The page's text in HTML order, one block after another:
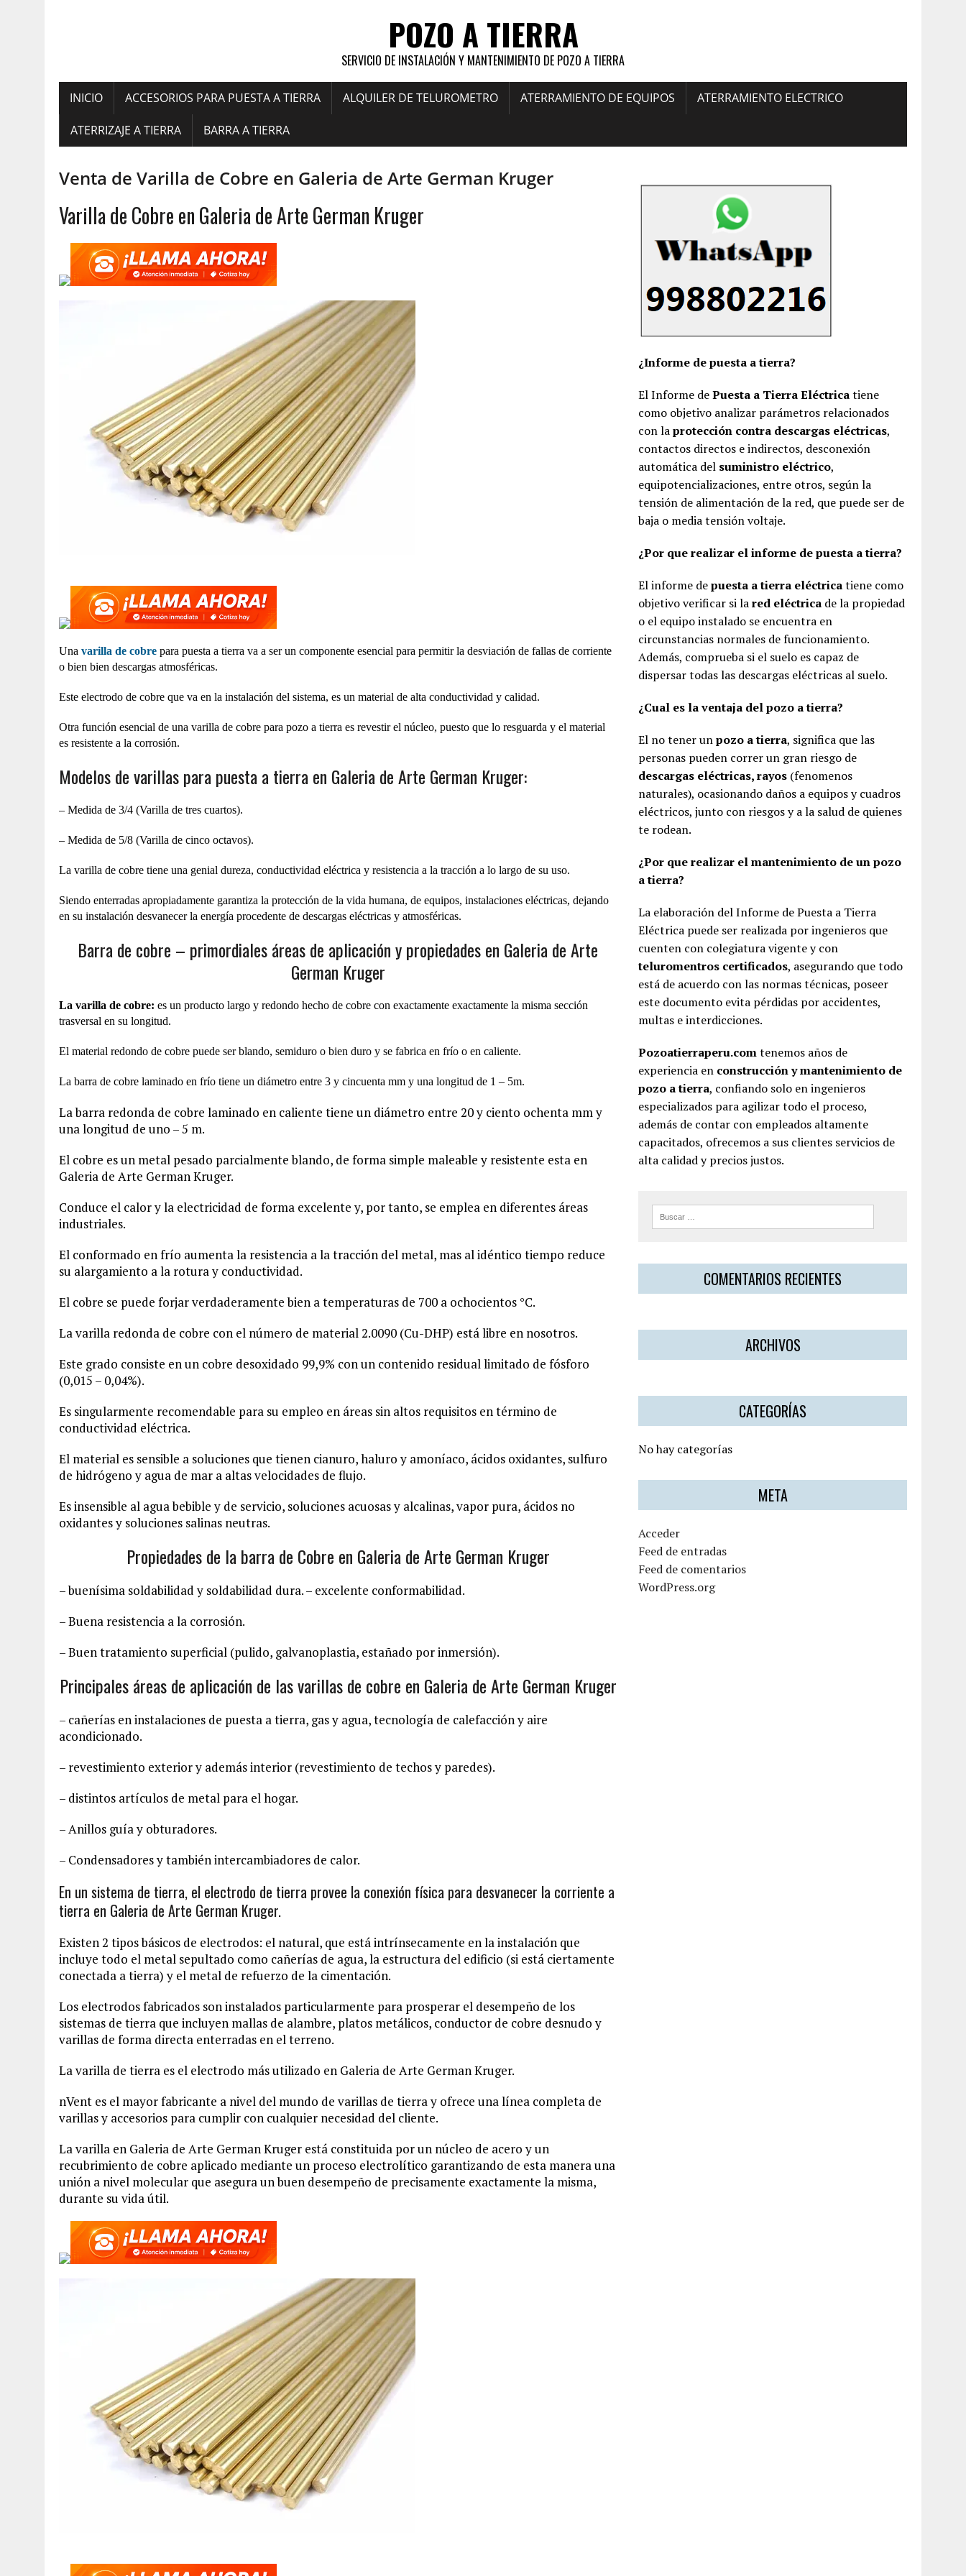
POZO A TIERRA
SERVICIO DE INSTALACIÓN Y MANTENIMIENTO DE POZO A TIERRA
INICIO ACCESORIOS PARA PUESTA A TIERRA ALQUILER DE TELUROMETRO ATERRAMIENTO DE EQUIPOS ATERRAMIENTO ELECTRICO
ATERRIZAJE A TIERRA BARRA A TIERRA
Venta de Varilla de Cobre en Galeria de Arte German Kruger
Varilla de Cobre en Galeria de Arte German Kruger
Una varilla de cobre para puesta a tierra va a ser un componente esencial para permitir la desviación de fallas de corriente
o bien bien descargas atmosféricas.
Este electrodo de cobre que va en la instalación del sistema, es un material de alta conductividad y calidad.
Otra función esencial de una varilla de cobre para pozo a tierra es revestir el núcleo, puesto que lo resguarda y el material
es resistente a la corrosión.
Modelos de varillas para puesta a tierra en Galeria de Arte German Kruger:
– Medida de 3/4 (Varilla de tres cuartos).
– Medida de 5/8 (Varilla de cinco octavos).
La varilla de cobre tiene una genial dureza, conductividad eléctrica y resistencia a la tracción a lo largo de su uso.
Siendo enterradas apropiadamente garantiza la protección de la vida humana, de equipos, instalaciones eléctricas, dejando
en su instalación desvanecer la energía procedente de descargas eléctricas y atmosféricas.
Barra de cobre – primordiales áreas de aplicación y propiedades en Galeria de Arte
German Kruger
La varilla de cobre: es un producto largo y redondo hecho de cobre con exactamente exactamente la misma sección
trasversal en su longitud.
El material redondo de cobre puede ser blando, semiduro o bien duro y se fabrica en frío o en caliente.
La barra de cobre laminado en frío tiene un diámetro entre 3 y cincuenta mm y una longitud de 1 – 5m.
La barra redonda de cobre laminado en caliente tiene un diámetro entre 20 y ciento ochenta mm y
una longitud de uno – 5 m.
El cobre es un metal pesado parcialmente blando, de forma simple maleable y resistente esta en
Galeria de Arte German Kruger.
Conduce el calor y la electricidad de forma excelente y, por tanto, se emplea en diferentes áreas
industriales.
El conformado en frío aumenta la resistencia a la tracción del metal, mas al idéntico tiempo reduce
su alargamiento a la rotura y conductividad.
El cobre se puede forjar verdaderamente bien a temperaturas de 700 a ochocientos °C.
La varilla redonda de cobre con el número de material2.0090 (Cu-DHP) está libre en nosotros.
Este grado consiste en un cobre desoxidado 99,9% con un contenido residual limitado de fósforo
(0,015 – 0,04%).
Es singularmente recomendable para su empleo en áreas sin altos requisitos en término de
conductividad eléctrica.
El material es sensible a soluciones que tienen cianuro, haluro y amoníaco, ácidos oxidantes, sulfuro
de hidrógeno y agua de mar a altas velocidades de flujo.
Es insensible al agua bebible y de servicio, soluciones acuosas y alcalinas, vapor pura, ácidos no
oxidantes y soluciones salinas neutras.
Propiedades de la barra de Cobre en Galeria de Arte German Kruger
– buenísima soldabilidad y soldabilidad dura. – excelente conformabilidad.
– Buena resistencia a la corrosión.
– Buen tratamiento superficial (pulido, galvanoplastia, estañado por inmersión).
Principales áreas de aplicación de las varillas de cobre en Galeria de Arte German Kruger
– cañerías en instalaciones de puesta a tierra, gas y agua, tecnología de calefacción y aire
acondicionado.
– revestimiento exterior y además interior (revestimiento de techos y paredes).
– distintos artículos de metal para el hogar.
– Anillos guía y obturadores.
– Condensadores y también intercambiadores de calor.
En un sistema de tierra, el electrodo de tierra provee la conexión física para desvanecer la corriente a
tierra en Galeria de Arte German Kruger.
Existen 2 tipos básicos de electrodos: el natural, que está intrínsecamente en la instalación que
incluye todo el metal sepultado como cañerías de agua, la estructura del edificio (si está ciertamente
conectada a tierra) y el metal de refuerzo de la cimentación.
Los electrodos fabricados son instalados particularmente para prosperar el desempeño de los
sistemas de tierra que incluyen mallas de alambre, platos metálicos, conductor de cobre desnudo y
varillas de forma directa enterradas en el terreno.
La varilla de tierra es el electrodo más utilizado en Galeria de Arte German Kruger.
nVent es el mayor fabricante a nivel del mundo de varillas de tierra y ofrece una línea completa de
varillas y accesorios para cumplir con cualquier necesidad del cliente.
La varilla en Galeria de Arte German Kruger está constituida por un núcleo de acero y un
recubrimiento de cobre aplicado mediante un proceso electrolítico garantizando de esta manera una
unión a nivel molecular que asegura un buen desempeño de precisamente exactamente la misma,
durante su vida útil.
¿Informe de puesta a tierra?
El Informe dePuesta a Tierra Eléctricatiene
como objetivo analizar parámetros relacionados
con laprotección contra descargas eléctricas,
contactos directos e indirectos, desconexión
automática del suministro eléctrico,
equipotencializaciones, entre otros, según la
tensión de alimentación de la red, que puede ser de
baja o media tensión voltaje.
¿Por que realizar el informe de puesta a tierra?
El informe depuesta a tierra eléctricatiene como
objetivo verificar si lared eléctrica de la propiedad
o el equipo instalado se encuentra en
circunstancias normales de funcionamiento.
Además, comprueba si el suelo es capaz de
dispersar todas las descargas eléctricas al suelo.
¿Cual es la ventaja del pozo a tierra?
El no tener unpozo a tierra, significa que las
personas pueden correr un gran riesgo de
descargas eléctricas, rayos (fenomenos
naturales), ocasionando daños a equipos y cuadros
eléctricos, junto con riesgos y a la salud de quienes
te rodean.
¿Por que realizar el mantenimiento de un pozo
a tierra?
La elaboración del Informe de Puesta a Tierra
Eléctrica puede ser realizada por ingenieros que
cuenten con colegiatura vigente y con
teluromentros certificados, asegurando que todo
está de acuerdo con las normas técnicas, poseer
este documento evita pérdidas por accidentes,
multas e interdicciones.
Pozoatierraperu.comtenemos años de
experiencia en construcción y mantenimiento de
pozo a tierra, confiando solo en ingenieros
especializados para agilizar todo el proceso,
además de contar con empleados altamente
capacitados, ofrecemos a sus clientes servicios de
alta calidad y precios justos.
COMENTARIOS RECIENTES
ARCHIVOS
CATEGORÍAS
No hay categorías
META
Acceder
Feed de entradas
Feed de comentarios
WordPress.org